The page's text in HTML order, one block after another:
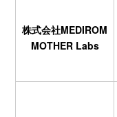
株式会社MEDIROM
MOTHER Labs